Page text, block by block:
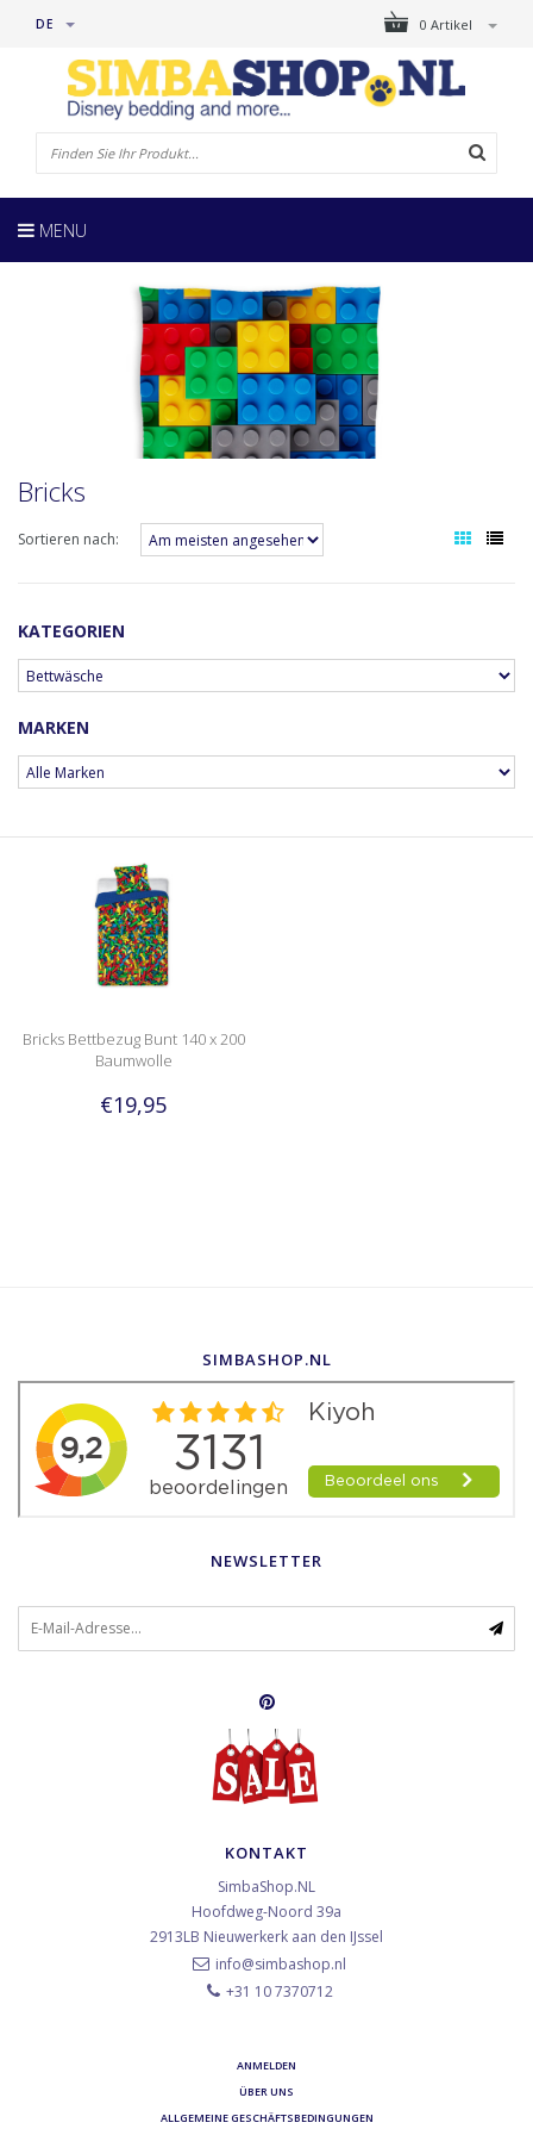
0 Artikel
DE
MENU
Bricks
Sortieren nach:
KATEGORIEN
MARKEN
Bricks Bettbezug Bunt 140 x 200
Baumwolle
€19,95
SIMBASHOP.NL
NEWSLETTER
KONTAKT
SimbaShop.NL
Hoofdweg-Noord 39a
2913LB Nieuwerkerk aan den IJssel
info@simbashop.nl
+31 10 7370712
ANMELDEN
ÜBER UNS
ALLGEMEINE GESCHÄFTSBEDINGUNGEN